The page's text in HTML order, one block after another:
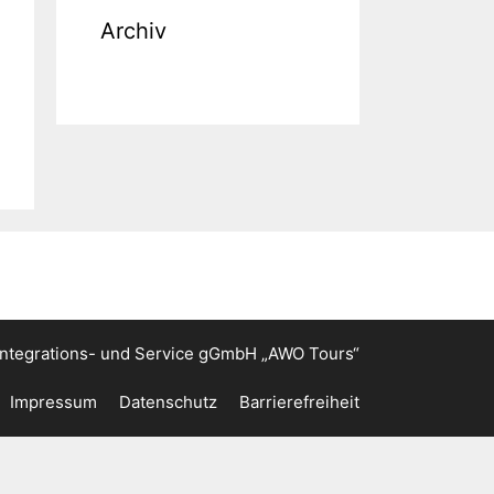
Archiv
und Service gGmbH „AWO Tours“
Impressum Datenschutz Barrierefreiheit